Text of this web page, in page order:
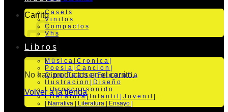
Carrito
No hay productos en el carrito.
Volver a la tienda
C a s e t s
V i n i l o s
C o m p a c t o s
V h s
L i b r o s
M ú s i c a | C r o n i c a |
P o e s i a | C a n c i o n |
C i n e | T e a t r o | Fo t o g r a f i a
I l u s t r a c i o n | D i s e ñ o
L i b r o s c o n s o n i d o
L i t e r a t u r a | I n f a n t i l | J u v e n i l |
| Narrativa | Literatura | Ensayo |